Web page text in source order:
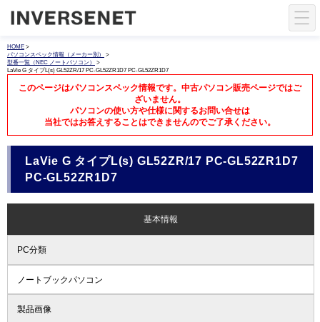
HOME >
パソコンスペック情報（メーカー別）
>
型番一覧（NEC ノートパソコン）
>
LaVie G タイプL(s) GL52ZR/17 PC-GL52ZR1D7 PC-GL52ZR1D7
このページはパソコンスペック情報です。中古パソコン販売ページではご
ざいません。
パソコンの使い方や仕様に関するお問い合せは
当社ではお答えすることはできませんのでご了承ください。
LaVie G タイプL(s) GL52ZR/17 PC-GL52ZR1D7
PC-GL52ZR1D7
基本情報
PC分類
ノートブックパソコン
製品画像